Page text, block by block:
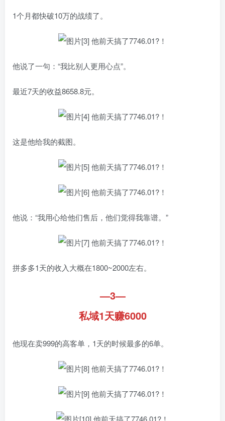
1个月都快破10万的战绩了。
他说了一句：“我比别人更用心点”。
最近7天的收益8658.8元。
这是他给我的截图。
他说：“我用心给他们售后，他们觉得我靠谱。”
拼多多1天的收入大概在1800~2000左右。
—3—
私域1天赚6000
他现在卖999的高客单，1天的时候最多的6单。